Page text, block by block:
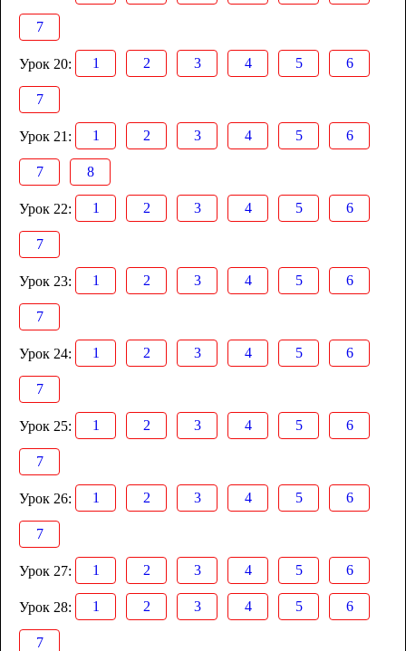
7
Урок 20: 1 2 3 4 5 6
7
Урок 21: 1 2 3 4 5 6
7 8
Урок 22: 1 2 3 4 5 6
7
Урок 23: 1 2 3 4 5 6
7
Урок 24: 1 2 3 4 5 6
7
Урок 25: 1 2 3 4 5 6
7
Урок 26: 1 2 3 4 5 6
7
Урок 27: 1 2 3 4 5 6
Урок 28: 1 2 3 4 5 6
7